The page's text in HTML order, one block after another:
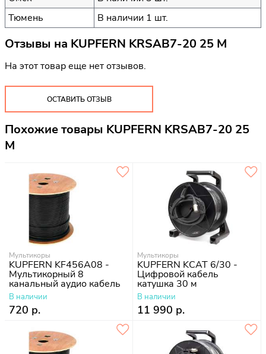
Тюмень
В наличии 1 шт.
Отзывы на KUPFERN KRSAB7-20 25 M
На этот товар еще нет отзывов.
ОСТАВИТЬ ОТЗЫВ
Похожие товары KUPFERN KRSAB7-20 25
M
Мультикоры
KUPFERN KF456A08 -
Мультикорный 8
канальный аудио кабель
В наличии
720 р.
Мультикоры
KUPFERN KCAT 6/30 -
Цифровой кабель
катушка 30 м
В наличии
11 990 р.